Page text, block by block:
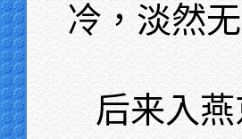
冷，淡然
后来入